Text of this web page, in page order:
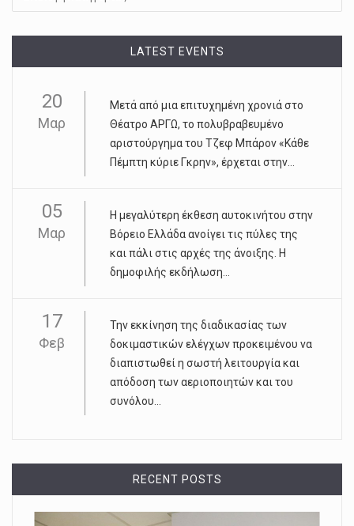
LATEST EVENTS
20
Μαρ
Μετά από μια επιτυχημένη χρονιά στο
Θέατρο ΑΡΓΩ, το πολυβραβευμένο
αριστούργημα του Τζεφ Μπάρον «Κάθε
Πέμπτη κύριε Γκρην», έρχεται στην...
05
Μαρ
Η μεγαλύτερη έκθεση αυτοκινήτου στην
Βόρειο Ελλάδα ανοίγει τις πύλες της
και πάλι στις αρχές της άνοιξης. Η
δημοφιλής εκδήλωση...
17
Φεβ
Την εκκίνηση της διαδικασίας των
δοκιμαστικών ελέγχων προκειμένου να
διαπιστωθεί η σωστή λειτουργία και
απόδοση των αεριοποιητών και του
συνόλου...
RECENT POSTS